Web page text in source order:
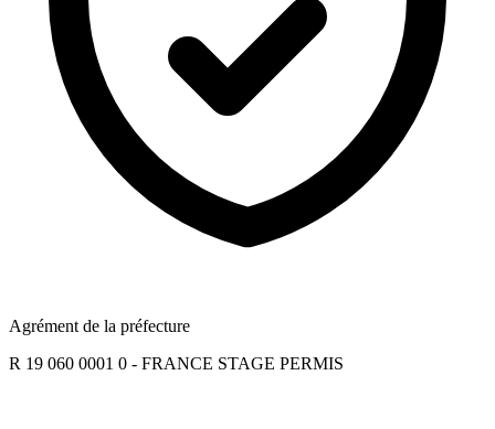
Agrément de la préfecture
R 19 060 0001 0 - FRANCE STAGE PERMIS